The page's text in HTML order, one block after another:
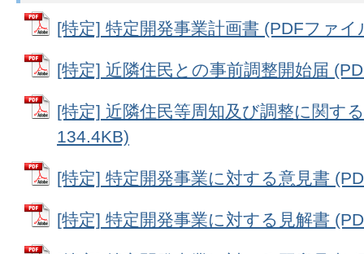
[特定] 特定開発事業計画書 (PDFファ
[特定] 近隣住民との事前調整開始届
[特定] 近隣住民等周知及び調整に関す
134.4KB)
[特定] 特定開発事業に対する意見書
[特定] 特定開発事業に対する見解書